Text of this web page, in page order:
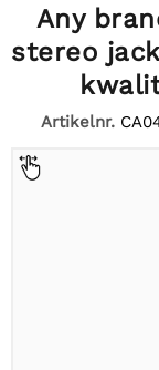
Any
stereo
Artikelnr.